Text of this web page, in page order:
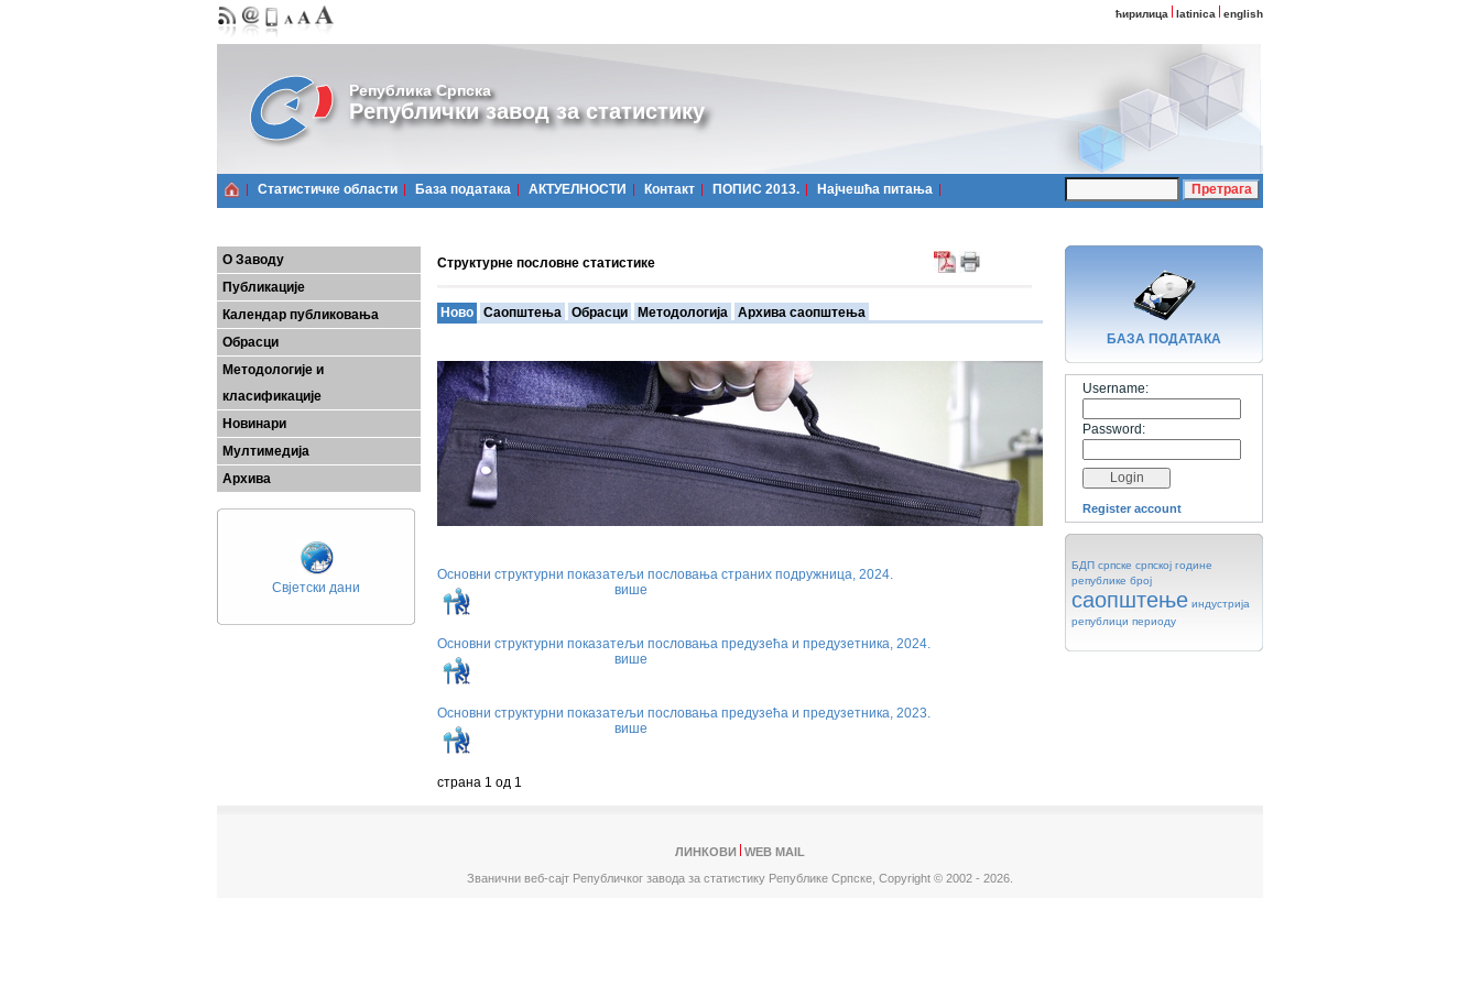
ћирилица latinica english
Република Српска
Републички завод за статистику
Статистичке области Базa података АКТУЕЛНОСТИ Контакт ПОПИС 2013. Најчешћa питања
О Заводу
Публикације
Календар публиковања
Обрасци
Методологије и
класификације
Новинари
Мултимедија
Архива
Свјетски дани
Структурне пословне статистике
Ново Саопштења Обрасци Методологија Архива саопштења
Основни структурни показатељи пословања страних подружница, 2024.
више
Основни структурни показатељи пословања предузећа и предузетника, 2024.
више
Основни структурни показатељи пословања предузећа и предузетника, 2023.
више
страна 1 од 1
БАЗA ПОДАТАКА
Username:
Password:
Register account
БДП српске српској године
републике број
саопштење индустрија
републици периоду
ЛИНКОВИ
WEB MAIL
Званични веб-сајт Републичког завода за статистику Републике Српске, Copyright © 2002 - 2026.